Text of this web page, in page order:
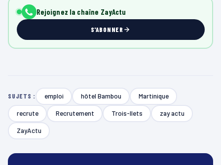
Rejoignez la chaîne ZayActu
S'ABONNER
SUJETS : emploi hôtel Bambou Martinique
recrute Recrutement Trois-Ilets zay actu
ZayActu